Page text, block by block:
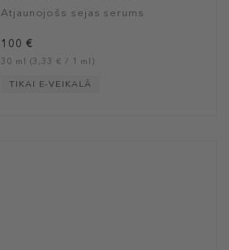
Serum
Atjaunojošs sejas serums
100 €
30 ml (3,33 € / 1 ml)
TIKAI E-VEIKALĀ